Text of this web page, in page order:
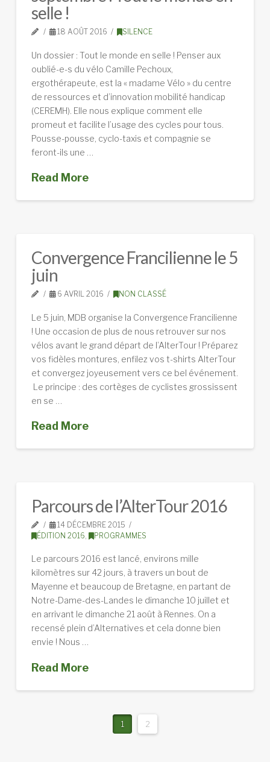
selle !
18 AOÛT 2016 SILENCE
Un dossier : Tout le monde en selle ! Penser aux
oublié-e-s du vélo Camille Pechoux,
ergothérapeute, est la « madame Vélo » du centre
de ressources et d’innovation mobilité handicap
(CEREMH). Elle nous explique comment elle
promeut et facilite l’usage des cycles pour tous.
Pousse-pousse, cyclo-taxis et compagnie se
feront-ils une …
Read More
Convergence Francilienne le 5
juin
6 AVRIL 2016 NON CLASSÉ
Le 5 juin, MDB organise la Convergence Francilienne
! Une occasion de plus de nous retrouver sur nos
vélos avant le grand départ de l’AlterTour ! Préparez
vos fidèles montures, enfilez vos t-shirts AlterTour
et convergez joyeusement vers ce bel événement.
Le principe : des cortèges de cyclistes grossissent
en se …
Read More
Parcours de l’AlterTour 2016
14 DÉCEMBRE 2015
ÉDITION 2016
PROGRAMMES
Le parcours 2016 est lancé, environs mille
kilomètres sur 42 jours, à travers un bout de
Mayenne et beaucoup de Bretagne, en partant de
Notre-Dame-des-Landes le dimanche 10 juillet et
en arrivant le dimanche 21 août à Rennes. On a
recensé plein d’Alternatives et cela donne bien
envie ! Nous …
Read More
1 2